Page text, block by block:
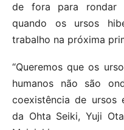
de fora para rondar
quando os ursos
trabalho na próxima
“Queremos que os
humanos não são
coexistência de ursos
da Ohta Seiki, Yuji